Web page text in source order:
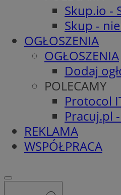
Skup.io -
Skup -
OGŁOSZENIA
OGŁOSZENIA
Dodaj
POLECAMY
Protocol
Pracuj.pl
REKLAMA
WSPÓŁPRACA